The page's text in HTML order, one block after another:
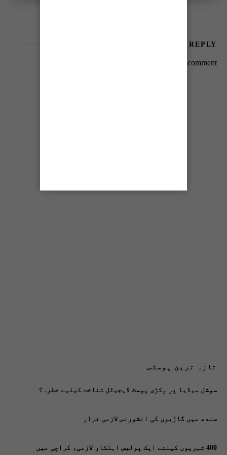
LEAVE A REPLY
to post a comment.
تازہ ترین پوسٹس
سوشل میڈیا پر وکڑی پوسٹ ڈیجیٹل شناخت کیلیے خطرہ؟
سندھ میں گاڑیوں کی انشورنس لازمی قرار
400 شہریوں کیلئے ایک پولیس اہلکار لازمی، کراچی میں